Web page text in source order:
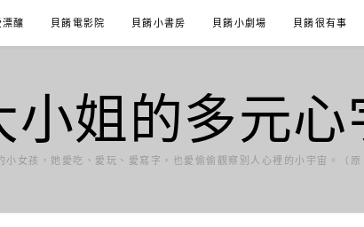
漂釀 貝餚電影院 貝餚小書房 貝餚小劇場 貝餚很有事
小姐的多元心
小女孩，她愛吃、愛玩、愛寫字，也愛偷偷觀察別人心裡的小宇宙。（原